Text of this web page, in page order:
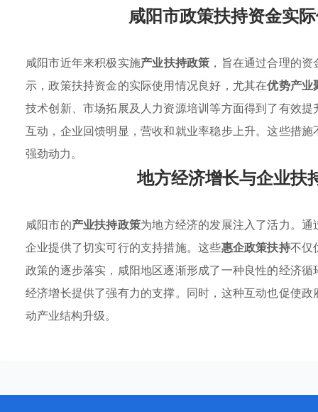
咸阳市政策扶持资金实
咸阳市近年来积极实施产业扶持政策 ，旨在通过合理的
示，政策扶持资金的实际使用情况良好，尤其在优势产业
技术创新、市场拓展及人力资源培训等方面得到了有效
互动，企业回馈明显，营收和就业率稳步上升。这些措
强劲动力。
地方经济增长与企业扶
咸阳市的产业扶持政策为地方经济的发展注入了活力。
企业提供了切实可行的支持措施。这些惠企政策扶持不仅
政策的逐步落实，咸阳地区逐渐形成了一种良性的经济
经济增长提供了强有力的支撑。同时，这种互动也促使
动产业结构升级。